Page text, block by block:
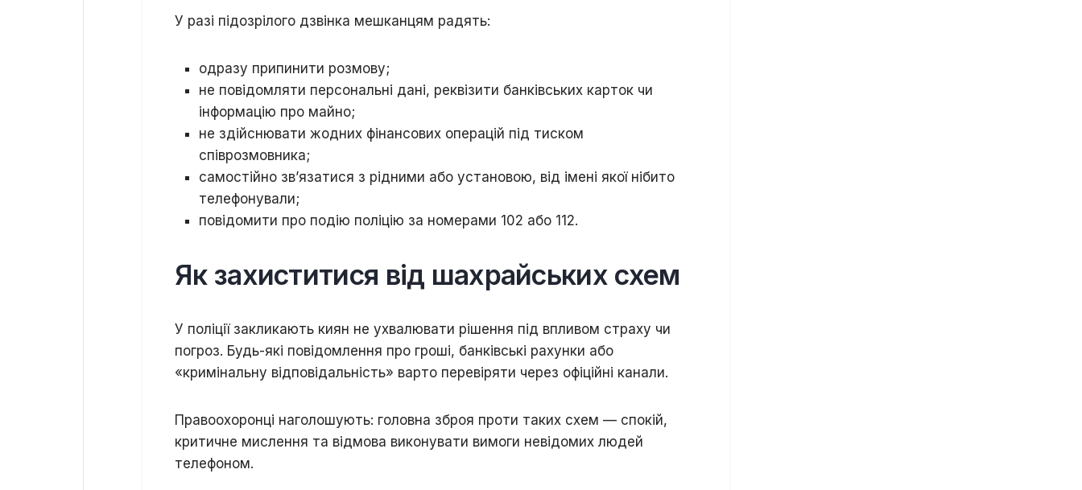
У разі підозрілого дзвінка мешканцям радять:
одразу припинити розмову;
не повідомляти персональні дані, реквізити банківських карток чи
інформацію про майно;
не здійснювати жодних фінансових операцій під тиском
співрозмовника;
самостійно зв’язатися з рідними або установою, від імені якої нібито
телефонували;
повідомити про подію поліцію за номерами 102 або 112.
Як захиститися від шахрайських схем
У поліції закликають киян не ухвалювати рішення під впливом страху чи
погроз. Будь-які повідомлення про гроші, банківські рахунки або
«кримінальну відповідальність» варто перевіряти через офіційні канали.
Правоохоронці наголошують: головна зброя проти таких схем — спокій,
критичне мислення та відмова виконувати вимоги невідомих людей
телефоном.